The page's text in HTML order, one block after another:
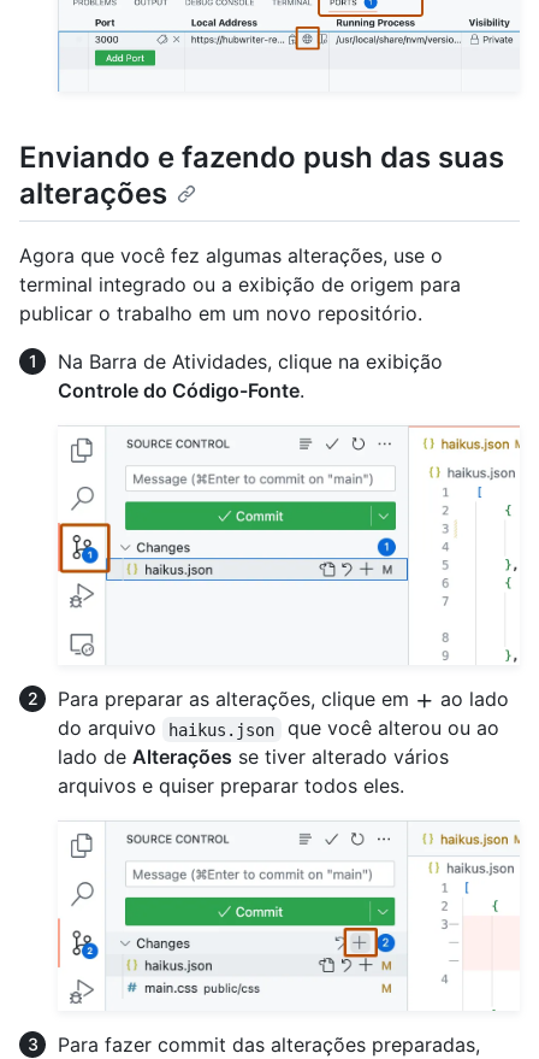
Enviando e fazendo push das suas
alterações
Agora que você fez algumas alterações, use o
terminal integrado ou a exibição de origem para
publicar o trabalho em um novo repositório.
Na Barra de Atividades, clique na exibição
Controle do Código-Fonte.
Para preparar as alterações, clique em
ao lado
do arquivo
haikus.json
que você alterou ou ao
lado de Alterações se tiver alterado vários
arquivos e quiser preparar todos eles.
Para fazer commit das alterações preparadas,